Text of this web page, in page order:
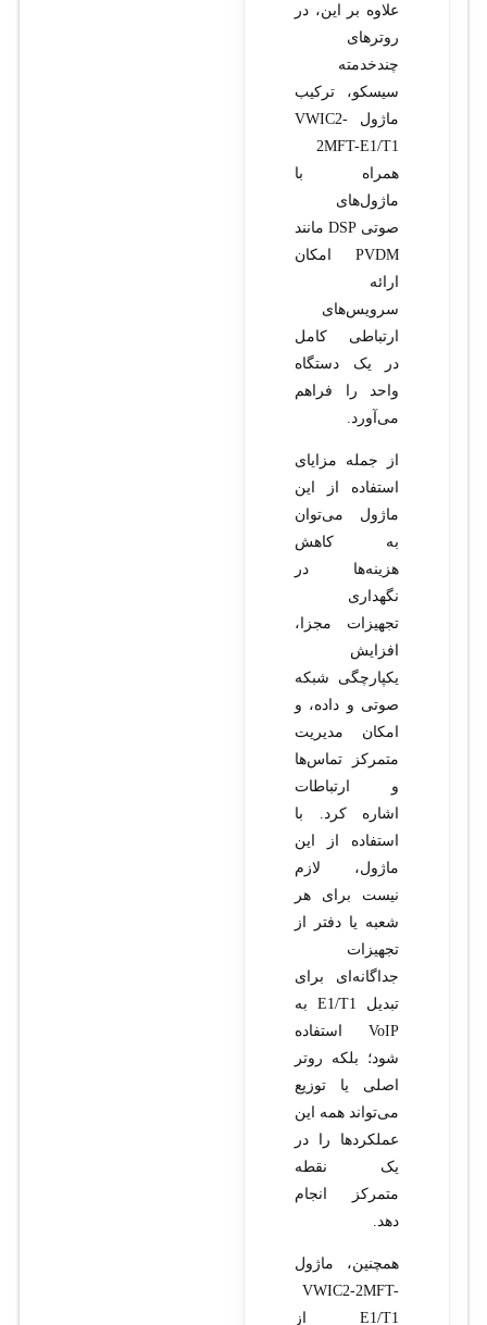
علاوه بر این، در
روترهای
چندخدمته
سیسکو، ترکیب
ماژول VWIC2-
2MFT-E1/T1
همراه با
ماژول‌های
صوتی DSP مانند
PVDM امکان
ارائه
سرویس‌های
ارتباطی کامل
در یک دستگاه
واحد را فراهم
می‌آورد.
از جمله مزایای
استفاده از این
ماژول می‌توان
به کاهش
هزینه‌ها در
نگهداری
تجهیزات مجزا،
افزایش
یکپارچگی شبکه
صوتی و داده، و
امکان مدیریت
متمرکز تماس‌ها
و ارتباطات
اشاره کرد. با
استفاده از این
ماژول، لازم
نیست برای هر
شعبه یا دفتر از
تجهیزات
جداگانه‌ای برای
تبدیل E1/T1 به
VoIP استفاده
شود؛ بلکه روتر
اصلی یا توزیع
می‌تواند همه این
عملکردها را در
یک نقطه
متمرکز انجام
دهد.
همچنین، ماژول
VWIC2-2MFT-
E1/T1 از